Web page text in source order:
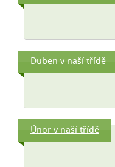
Duben v naší třídě
Únor v naší třídě